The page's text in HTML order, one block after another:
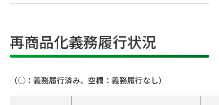
再商品化義務履行状況
（○：義務履行済み、空欄：義務履行なし）